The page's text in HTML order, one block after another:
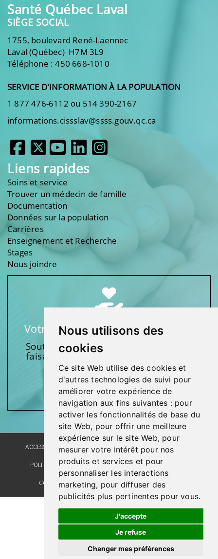
Nous utilisons des
cookies
Ce site Web utilise des cookies et
d'autres technologies de suivi pour
améliorer votre expérience de
navigation aux fins suivantes : pour
activer les fonctionnalités de base du
site Web, pour offrir une meilleure
expérience sur le site Web, pour
mesurer votre intérêt pour nos
produits et services et pour
personnaliser les interactions
marketing, pour diffuser des
publicités plus pertinentes pour vous.
J'accepte
Je refuse
Changer mes préférences
Santé Québec Laval
SIÈGE SOCIAL
1755, boulevard René-Laennec
Laval (Québec) H7M 3L9
Téléphone : 450 668-1010
SERVICE D'INFORMATION À LA POPULATION
1 877 476-6112 ou 514 390-2167
informations.cissslav@ssss.gouv.qc.ca
Liens rapides
Soins et service
Trouver un médecin de famille
Documentation
Données sur la population
Carrières
Enseignement et Recherche
Stages
Nous joindre
Votre soutien fait une différence
Soutenez l’une de nos fondations en
faisant un don et en participant aux
activités.
Donnez généreusement!
ACCESSIBILITÉ PLAN DU SITE POLITIQUE LINGUISTIQUE
POLITIQUE DE CONFIDENTIALITÉ RÉALISATION DU SITE
COMMENTAIRES, SUGGESTIONS, REMERCIEMENTS
Dernière mise à jour : 6 juin 2023
© Santé Québec Laval, 2026